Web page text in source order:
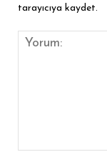
tarayıcıya kaydet.